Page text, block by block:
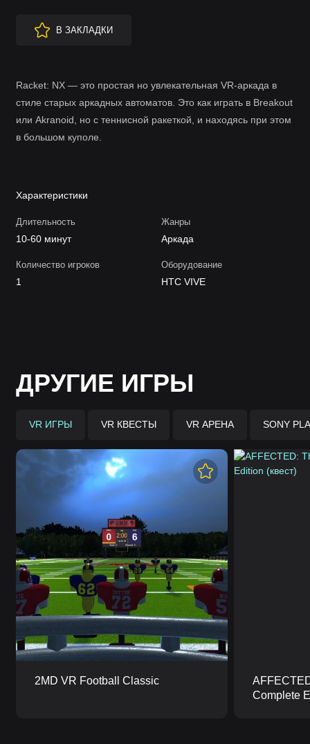
В ЗАКЛАДКИ
Характеристики
Длительность
10-60 минут
Жанры
Аркада
Количество игроков
1
Оборудование
HTC VIVE
Racket: NX — это простая но увлекательная VR-аркада в
стиле старых аркадных автоматов. Это как играть в Breakout
или Akranoid, но с теннисной ракеткой, и находясь при этом
в большом куполе.
ДРУГИЕ ИГРЫ
VR ИГРЫ VR КВЕСТЫ VR АРЕНА SONY
2MD VR Football Classic
Complete